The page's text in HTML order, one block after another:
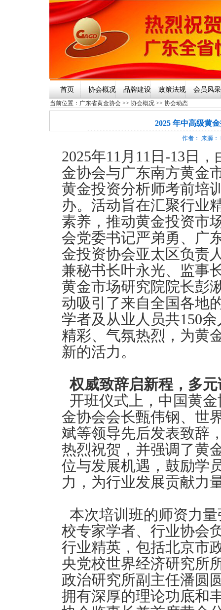
首页 协会概况 品牌建设 政策法规 会员风采
当前位置： 广东省黄金协会 >> 协会概况 >> 协会动态
2025 年中高级黄
作者： 来源：
2025年11月11日-13日
金协会与广东南方黄金
黄金投资分析师考前培
办。活动旨在汇聚行业
素养，推动黄金投资市
会党委书记严弟勇、广
金投资协会亚太区负责
兼秘书长叶永光、监事
黄金市场研究院院长彭
动吸引了来自全国各地
学者及从业人员共150
精彩、气氛热烈，为黄
新的活力。
权威致辞启新程，多
开班仪式上，中国黄
金协会会长甄伟钢、世
斌等领导先后发表致辞
热烈祝贺，并强调了黄
位与发展机遇，鼓励学
力，为行业发展贡献力
本次培训班的师资力
校专家学者、行业协会
行业精英，包括北京市
央党校世界经济研究所
政治研究所副主任潘圆
拥有深厚的理论功底和